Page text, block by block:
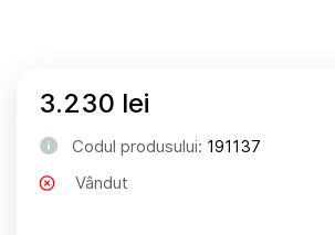
3.230 lei
Codul produsului: 191137
Vândut